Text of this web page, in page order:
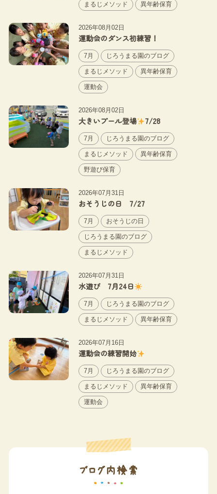
まるじメソッド 異年齢保育
2026年08月02日
運動会のダンス初練習！
7月 じろうまる園のブログ
まるじメソッド 異年齢保育
運動会
2026年08月02日
大きいプール登場 7/28
7月 じろうまる園のブログ
まるじメソッド 異年齢保育
野遊び保育
2026年07月31日
おそうじの日 7/27
7月 おそうじの日
じろうまる園のブログ
まるじメソッド
2026年07月31日
水遊び 7月24日
7月 じろうまる園のブログ
まるじメソッド 異年齢保育
2026年07月16日
運動会の練習開始
7月 じろうまる園のブログ
まるじメソッド 異年齢保育
運動会
ブログ内検索